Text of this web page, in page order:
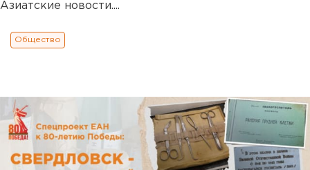
Азиатские новости....
Общество